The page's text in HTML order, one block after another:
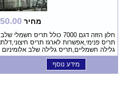
מחיר
חלון הזזה דגם 7000 כולל
גלילה חשמליים,תריס גלילה שלב
מידע נוסף